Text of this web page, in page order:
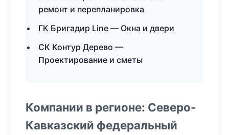
ремонт и перепланировка
ГК Бригадир Line — Окна и двери
СК Контур Дерево —
Проектирование и сметы
Компании в регионе: Северо-
Кавказский федеральный